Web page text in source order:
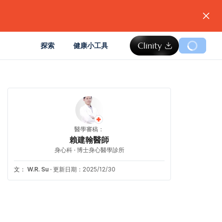
探索 健康小工具
醫學審稿：
賴建翰醫師
身心科 · 博士身心醫學診所
文： W.R. Su · 更新日期：2025/12/30